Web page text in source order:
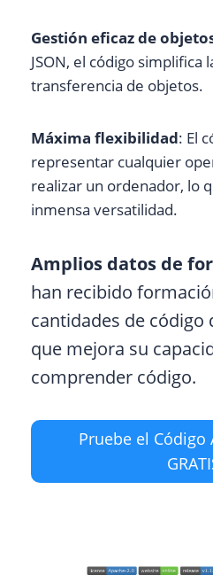
Gestión eficaz de
JSON, el código simplifica
transferencia de objetos.
Máxima flexibilidad: El
representar cualquier
realizar un ordenador, lo
inmensa versatilidad.
Amplios datos de
han recibido
cantidades de código
que mejora su
comprender código.
Pruebe el Código